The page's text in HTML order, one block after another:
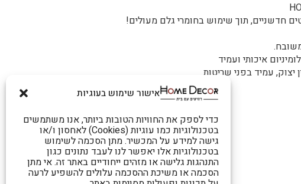
אישור שימוש בעוגיות
כדי לספק את החוויות הטובות ביותר, אנו משתמשים
בטכנולוגיות כמו עוגיות (Cookies) לאחסון ו/או
גישה למידע על המכשיר. מתן הסכמה לשימוש
בטכנולוגיות אלו יאפשר לנו לעבד נתונים כגון
התנהגות גלישה או מזהים ייחודיים באתר זה. אי מתן
הסכמה או משיכת ההסכמה עלולים להשפיע לרעה
חדשניים, תוך שימוש בחומרי גלם מעולים!
איכותי ועמיד
יצוק, עמיד בפני שריטות